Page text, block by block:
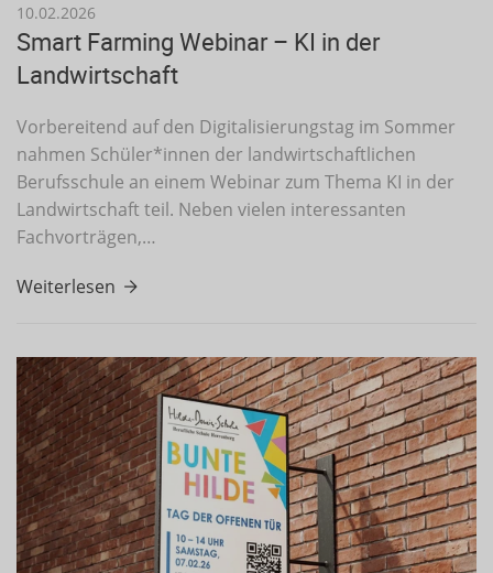
10.02.2026
Smart Farming Webinar – KI in der
Landwirtschaft
Vorbereitend auf den Digitalisierungstag im Sommer
nahmen Schüler*innen der landwirtschaftlichen
Berufsschule an einem Webinar zum Thema KI in der
Landwirtschaft teil. Neben vielen interessanten
Fachvorträgen,…
Weiterlesen